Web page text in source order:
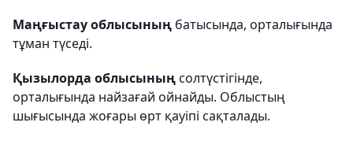
Маңғыстау облысының батысында, орталығында
тұман түседі.
Қызылорда облысыныңсолтүстігінде,
орталығында найзағай ойнайды. Облыстың
шығысында жоғары өрт қауіпі сақталады.